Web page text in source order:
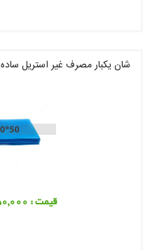
شان یکبار مصرف غیر استریل ساده 50*50 بسته های 100 عددی
قیمت : 2,750,000 تومان